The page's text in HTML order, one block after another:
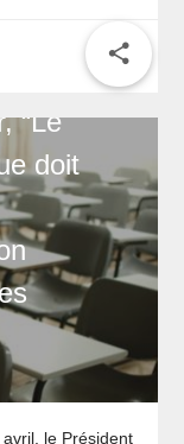
share
“Le
doit
le Président